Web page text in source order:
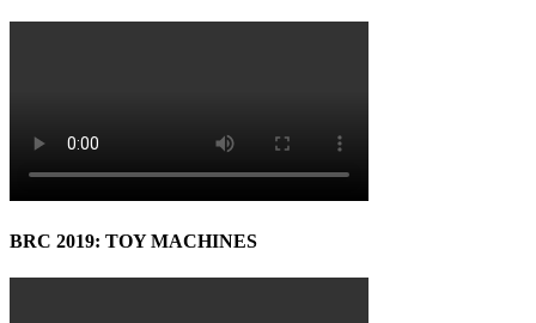
BRC 2019: TOY MACHINES